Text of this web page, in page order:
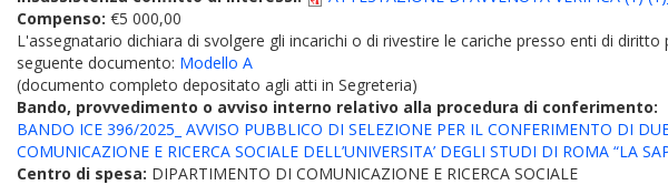
Compenso: €5 000,00
L'assegnatario dichiara di svolgere gli incarichi o di rivestire le cariche presso enti di
seguente documento: Modello A
(documento completo depositato agli atti in Segreteria)
Bando, provvedimento o avviso interno relativo alla procedura di conferimento:
BANDO ICE 396/2025_ AVVISO PUBBLICO DI SELEZIONE PER IL CONFERIMENTO DI
COMUNICAZIONE E RICERCA SOCIALE DELL’UNIVERSITA’ DEGLI STUDI DI ROMA “LA
Centro di spesa: DIPARTIMENTO DI COMUNICAZIONE E RICERCA SOCIALE